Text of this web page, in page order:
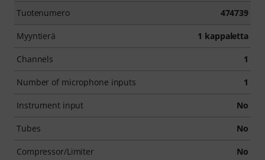
Tuotenumero 474739
Myyntierä 1 kappaletta
Channels 1
Number of microphone inputs 1
Instrument input No
Tubes No
Compressor/Limiter No